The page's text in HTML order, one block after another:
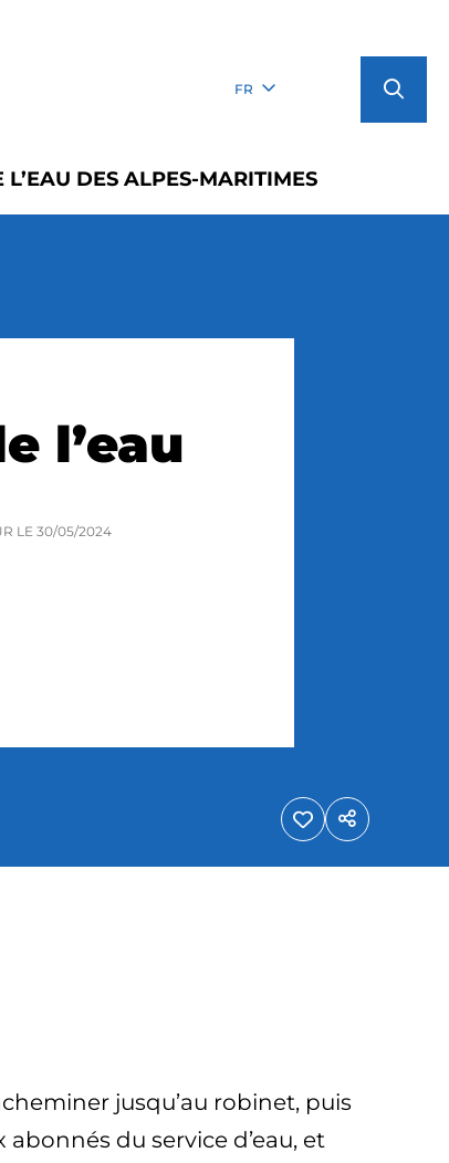
FR
L’EAU DES ALPES-MARITIMES
l’eau
LE 30/05/2024
jusqu’au robinet, puis
du service d’eau, et